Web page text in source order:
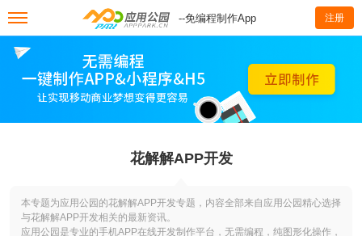
--免编程制作App 注册
花解解APP开发
本专题为应用公园的花解解APP开发专题，内容全部来自应用公园精心选择
与花解解APP开发相关的最新资讯。
应用公园是专业的手机APP在线开发制作平台，无需编程，纯图形化操作，